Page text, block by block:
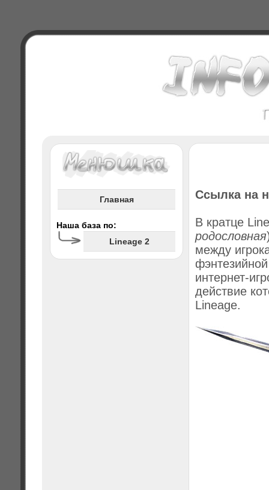
Главная
Наша база по:
Lineage 2
Ссылка на
В кратце
родословная
между
интернет-
действие
Lineage.